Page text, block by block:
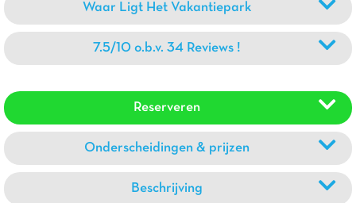
Waar Ligt Het Vakantiepark
7.5/10 o.b.v. 34 Reviews !
Reserveren
Onderscheidingen & prijzen
Beschrijving